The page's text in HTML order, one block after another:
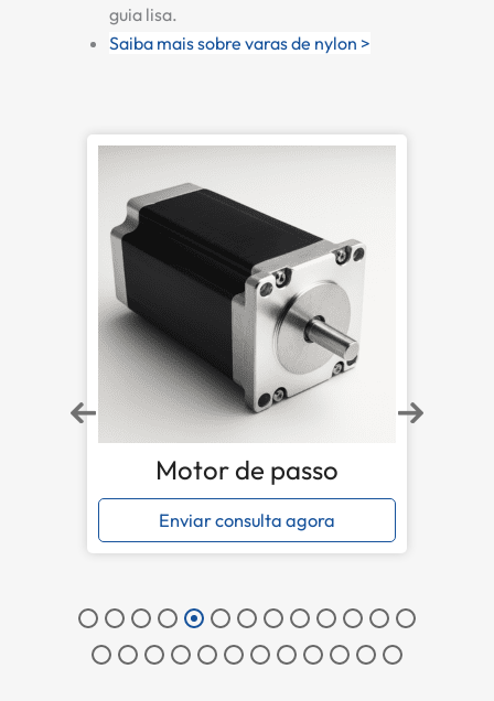
guia lisa.
Saiba mais sobre varas de nylon >
Servo Motor
Enviar consulta agora